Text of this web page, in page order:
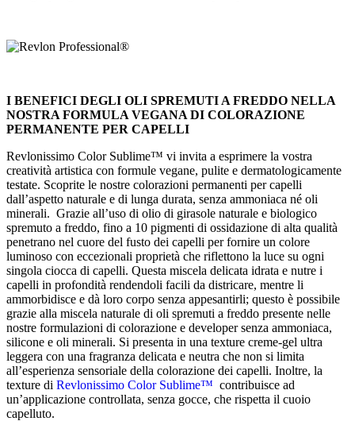
I BENEFICI DEGLI OLI SPREMUTI A FREDDO NELLA
NOSTRA FORMULA VEGANA DI COLORAZIONE
PERMANENTE PER CAPELLI
Revlonissimo Color Sublime™ vi invita a esprimere la vostra
creatività artistica con formule vegane, pulite e dermatologicamente
testate. Scoprite le nostre colorazioni permanenti per capelli
dall’aspetto naturale e di lunga durata, senza ammoniaca né oli
minerali. Grazie all’uso di olio di girasole naturale e biologico
spremuto a freddo, fino a 10 pigmenti di ossidazione di alta qualità
penetrano nel cuore del fusto dei capelli per fornire un colore
luminoso con eccezionali proprietà che riflettono la luce su ogni
singola ciocca di capelli. Questa miscela delicata idrata e nutre i
capelli in profondità rendendoli facili da districare, mentre li
ammorbidisce e dà loro corpo senza appesantirli; questo è possibile
grazie alla miscela naturale di oli spremuti a freddo presente nelle
nostre formulazioni di colorazione e developer senza ammoniaca,
silicone e oli minerali. Si presenta in una texture creme-gel ultra
leggera con una fragranza delicata e neutra che non si limita
all’esperienza sensoriale della colorazione dei capelli. Inoltre, la
texture di Revlonissimo Color Sublime™ contribuisce ad
un’applicazione controllata, senza gocce, che rispetta il cuoio
capelluto.